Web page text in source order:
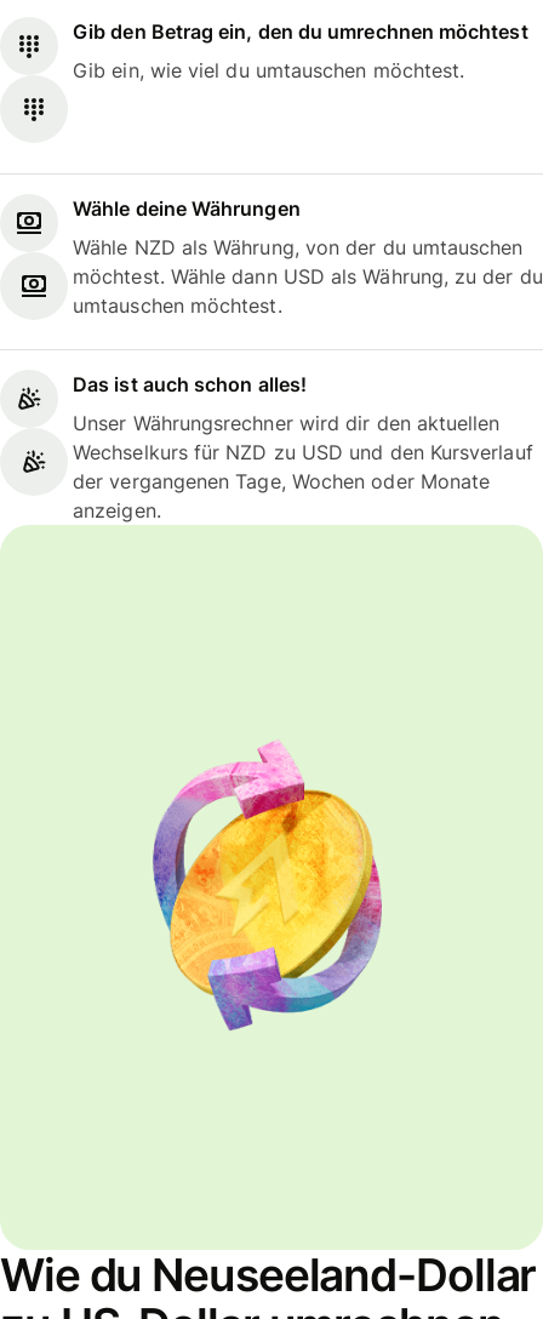
Gib den Betrag ein, den du umrechnen möchtest
Gib ein, wie viel du umtauschen möchtest.
Wähle deine Währungen
Wähle NZD als Währung, von der du umtauschen
möchtest. Wähle dann USD als Währung, zu der du
umtauschen möchtest.
Das ist auch schon alles!
Unser Währungsrechner wird dir den aktuellen
Wechselkurs für NZD zu USD und den Kursverlauf
der vergangenen Tage, Wochen oder Monate
anzeigen.
Wie du Neuseeland-Dollar